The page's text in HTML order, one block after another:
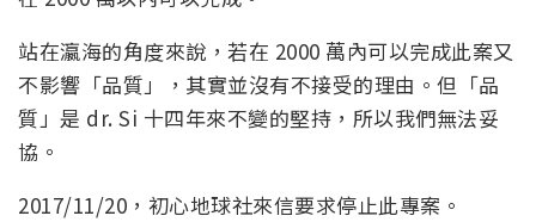
站在瀛海的角度來說，若在 2000 萬內可以完成此案又
不影響「品質」，其實並沒有不接受的理由。但「品
質」是 dr. Si 十四年來不變的堅持，所以我們無法妥
協。
2017/11/20，初心地球社來信要求停止此專案。